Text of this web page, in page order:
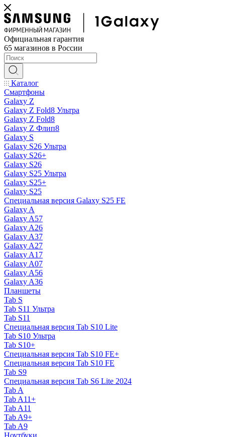
Официальная гарантия
65 магазинов в России
Каталог
Смартфоны
Galaxy Z
Galaxy Z Fold8 Ультра
Galaxy Z Fold8
Galaxy Z Флип8
Galaxy S
Galaxy S26 Ультра
Galaxy S26+
Galaxy S26
Galaxy S25 Ультра
Galaxy S25+
Galaxy S25
Специальная версия Galaxy S25 FE
Galaxy A
Galaxy A57
Galaxy A26
Galaxy A37
Galaxy A27
Galaxy A17
Galaxy A07
Galaxy A56
Galaxy A36
Планшеты
Tab S
Tab S11 Ультра
Tab S11
Специальная версия Tab S10 Lite
Tab S10 Ультра
Tab S10+
Специальная версия Tab S10 FE+
Специальная версия Tab S10 FE
Tab S9
Специальная версия Tab S6 Lite 2024
Tab A
Tab A11+
Tab A11
Tab A9+
Tab A9
Ноутбуки